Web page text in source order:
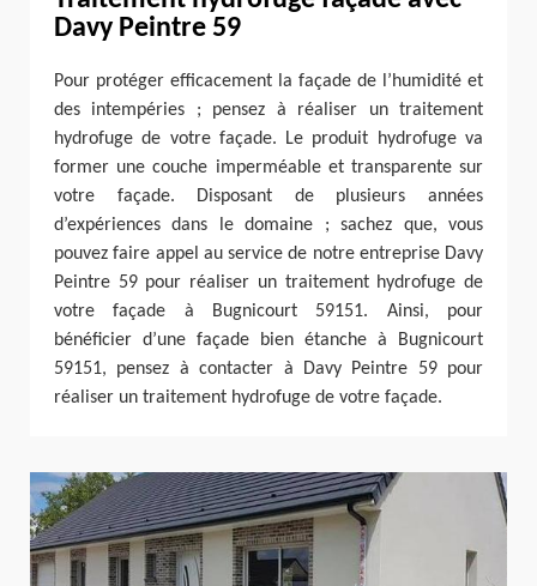
Davy Peintre 59
Pour protéger efficacement la façade de l’humidité et
des intempéries ; pensez à réaliser un traitement
hydrofuge de votre façade. Le produit hydrofuge va
former une couche imperméable et transparente sur
votre façade. Disposant de plusieurs années
d’expériences dans le domaine ; sachez que, vous
pouvez faire appel au service de notre entreprise Davy
Peintre 59 pour réaliser un traitement hydrofuge de
votre façade à Bugnicourt 59151. Ainsi, pour
bénéficier d’une façade bien étanche à Bugnicourt
59151, pensez à contacter à Davy Peintre 59 pour
réaliser un traitement hydrofuge de votre façade.